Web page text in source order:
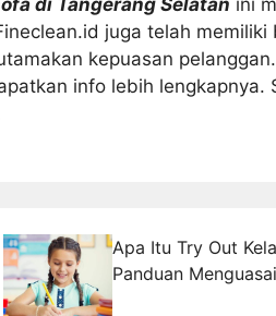
di Tangerang Selatan ini
juga telah
kepuasan
info lebih
Apa Itu Try Out
Panduan